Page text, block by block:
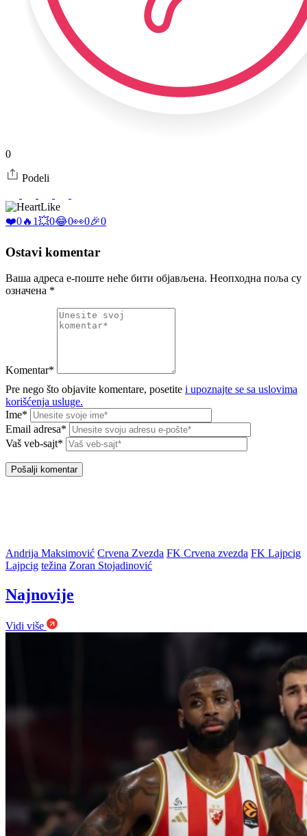
0
Podeli
Like
❤️0🔥 1💥0😂0👀0🎉0
Ostavi komentar
Ваша адреса е-поште неће бити објављена. Неопходна поља су
означена *
Komentar*
Pre nego što objavite komentare, posetite i upoznajte se sa uslovima
korišćenja usluge.
Ime*
Email adresa*
Vaš veb-sajt*
Andrija Maksimović Crvena Zvezda FK Crvena zvezda FK Lajpcig
Lajpcig težina Zoran Stojadinović
Najnovije
Vidi više